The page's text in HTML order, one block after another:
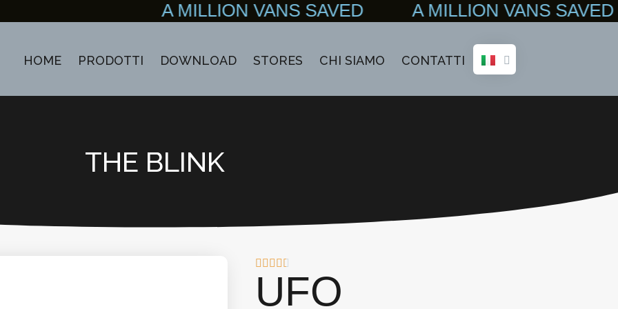
A MILLION VANS SAVED A MILLION VANS
HOME PRODOTTI DOWNLOAD STORES CHI SIAMO CONTATTI
THE BLINK
UFO